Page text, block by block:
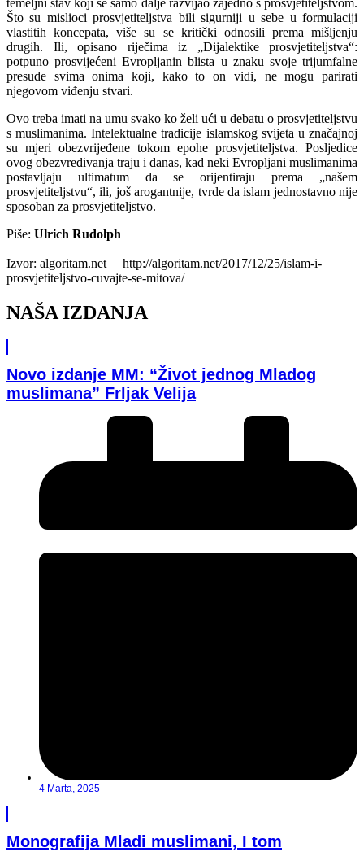
Što su mislioci prosvjetiteljstva bili sigurniji u sebe u formulaciji
vlastitih koncepata, više su se kritički odnosili prema mišljenju
drugih. Ili, opisano riječima iz „Dijalektike prosvjetiteljstva“:
potpuno prosvijećeni Evropljanin blista u znaku svoje trijumfalne
presude svima onima koji, kako to on vidi, ne mogu parirati
njegovom viđenju stvari.
Ovo treba imati na umu svako ko želi ući u debatu o prosvjetiteljstvu
s muslimanima. Intelektualne tradicije islamskog svijeta u značajnoj
su mjeri obezvrijeđene tokom epohe prosvjetiteljstva. Posljedice
ovog obezvređivanja traju i danas, kad neki Evropljani muslimanima
postavljaju ultimatum da se orijentiraju prema „našem
prosvjetiteljstvu“, ili, još arogantnije, tvrde da islam jednostavno nije
sposoban za prosvjetiteljstvo.
Piše: Ulrich Rudolph
Izvor: algoritam.net http://algoritam.net/2017/12/25/islam-i-
prosvjetiteljstvo-cuvajte-se-mitova/
NAŠA IZDANJA
Novo izdanje MM: “Život jednog Mladog
muslimana” Frljak Velija
4 Marta, 2025
Monografija Mladi muslimani, I tom